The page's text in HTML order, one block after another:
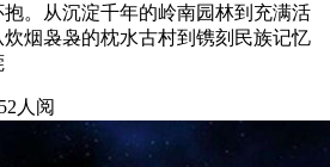
。从沉淀千年的岭南园林到充满活
烟袅袅的枕水古村到镌刻民族记忆
人阅